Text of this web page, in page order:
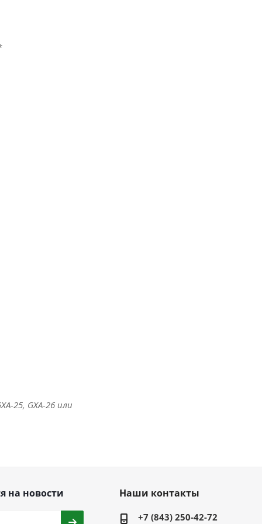
25, GXA-26 или
на новости Наши контакты
+7 (843) 250-42-72